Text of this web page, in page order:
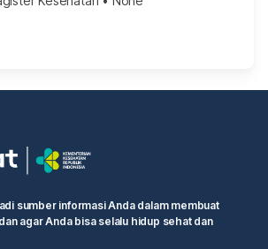
sumber informasi Anda dalam membuat
agar Anda bisa selalu hidup sehat dan